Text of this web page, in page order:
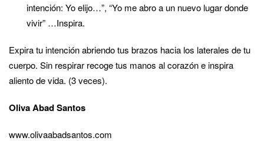
intención: Yo elijo…”, “Yo me abro a un nuevo lugar donde
vivir” …Inspira.
Expira tu intención abriendo tus brazos hacia los laterales de tu
cuerpo. Sin respirar recoge tus manos al corazón e inspira
aliento de vida. (3 veces).
Oliva Abad Santos
www.olivaabadsantos.com